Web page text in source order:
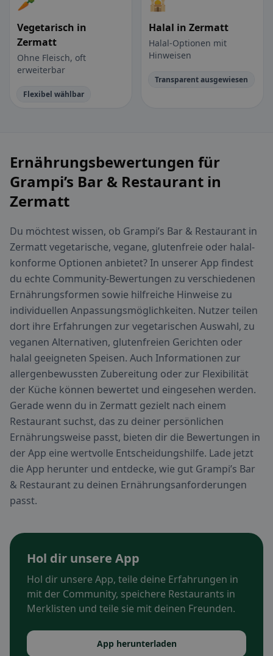
Vegetarisch in
Zermatt
Ohne Fleisch, oft
erweiterbar
Flexibel wählbar
Halal in Zermatt
Halal-Optionen mit
Hinweisen
Transparent ausgewiesen
Ernährungsbewertungen für
Grampi’s Bar & Restaurant in
Zermatt
Du möchtest wissen, ob Grampi’s Bar & Restaurant in
Zermatt vegetarische, vegane, glutenfreie oder halal-
konforme Optionen anbietet? In unserer App findest
du echte Community-Bewertungen zu verschiedenen
Ernährungsformen sowie hilfreiche Hinweise zu
individuellen Anpassungsmöglichkeiten. Nutzer teilen
dort ihre Erfahrungen zur vegetarischen Auswahl, zu
veganen Alternativen, glutenfreien Gerichten oder
halal geeigneten Speisen. Auch Informationen zur
allergenbewussten Zubereitung oder zur Flexibilität
der Küche können bewertet und eingesehen werden.
Gerade wenn du in Zermatt gezielt nach einem
Restaurant suchst, das zu deiner persönlichen
Ernährungsweise passt, bieten dir die Bewertungen in
der App eine wertvolle Entscheidungshilfe. Lade jetzt
die App herunter und entdecke, wie gut Grampi’s Bar
& Restaurant zu deinen Ernährungsanforderungen
passt.
Hol dir unsere App
Hol dir unsere App, teile deine Erfahrungen in
mit der Community, speichere Restaurants in
Merklisten und teile sie mit deinen Freunden.
App herunterladen